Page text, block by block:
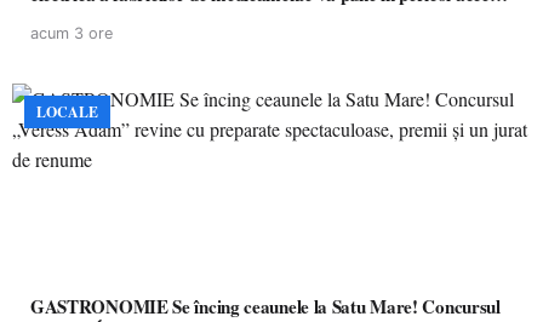
acum 3 ore
LOCALE
GASTRONOMIE Se încing ceaunele la Satu Mare! Concursul